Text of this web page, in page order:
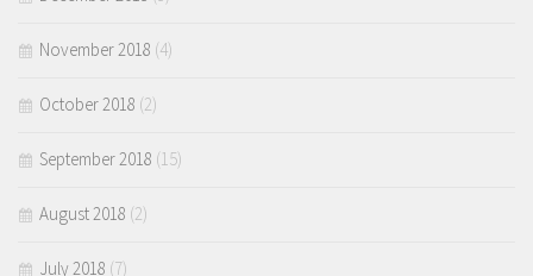
November 2018 (4)
October 2018 (2)
September 2018 (15)
August 2018 (2)
July 2018 (7)